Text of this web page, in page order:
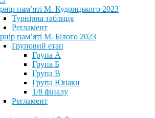
пам’яті М. Кудрицького 2023
Турнірна таблиця
Регламент
пам’яті М. Білого 2023
Груповий етап
Група А
Група Б
Група В
Група Юнаки
1/8 фіналу
Регламент